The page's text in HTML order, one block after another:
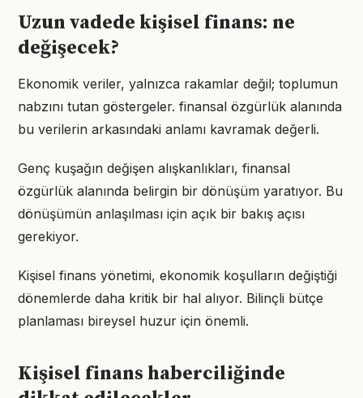
Uzun vadede kişisel finans: ne
değişecek?
Ekonomik veriler, yalnızca rakamlar değil; toplumun
nabzını tutan göstergeler. finansal özgürlük alanında
bu verilerin arkasındaki anlamı kavramak değerli.
Genç kuşağın değişen alışkanlıkları, finansal
özgürlük alanında belirgin bir dönüşüm yaratıyor. Bu
dönüşümün anlaşılması için açık bir bakış açısı
gerekiyor.
Kişisel finans yönetimi, ekonomik koşulların değiştiği
dönemlerde daha kritik bir hal alıyor. Bilinçli bütçe
planlaması bireysel huzur için önemli.
Kişisel finans haberciliğinde